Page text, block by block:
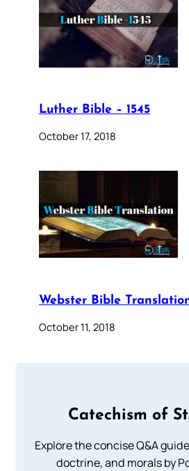
Luther Bible – 1545
October 17, 2018
Webster Bible
October 11, 2018
Catechism of
Explore the concise Q&A
doctrine, and morals by